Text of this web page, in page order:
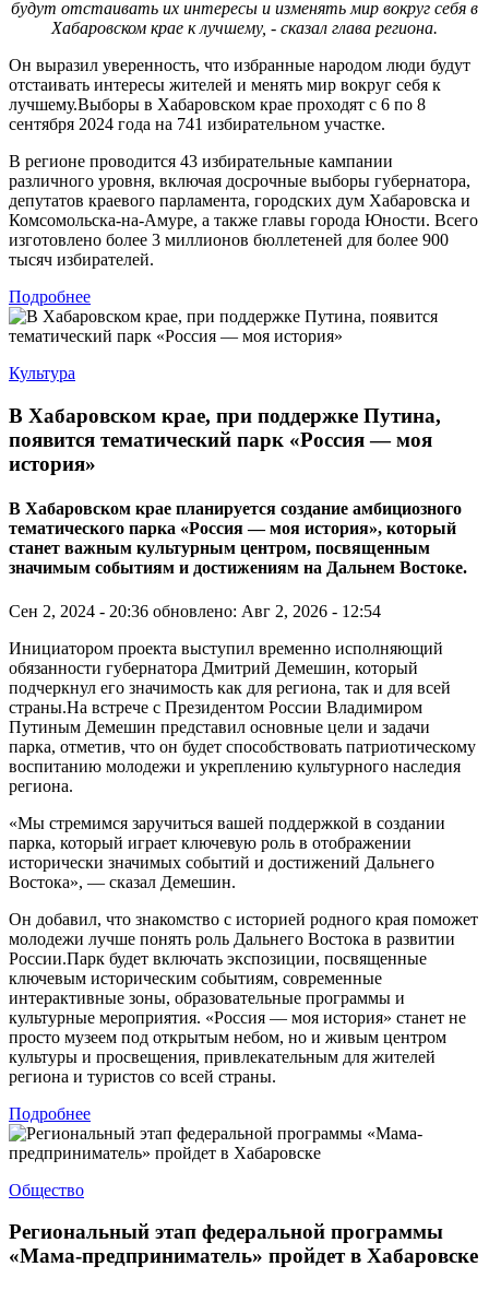
будут отстаивать их интересы и изменять мир вокруг себя в
Хабаровском крае к лучшему, - сказал глава региона.
Он выразил уверенность, что избранные народом люди будут
отстаивать интересы жителей и менять мир вокруг себя к
лучшему.Выборы в Хабаровском крае проходят с 6 по 8
сентября 2024 года на 741 избирательном участке.
В регионе проводится 43 избирательные кампании
различного уровня, включая досрочные выборы губернатора,
депутатов краевого парламента, городских дум Хабаровска и
Комсомольска-на-Амуре, а также главы города Юности. Всего
изготовлено более 3 миллионов бюллетеней для более 900
тысяч избирателей.
Подробнее
Культура
В Хабаровском крае, при поддержке Путина,
появится тематический парк «Россия — моя
история»
В Хабаровском крае планируется создание амбициозного
тематического парка «Россия — моя история», который
станет важным культурным центром, посвященным
значимым событиям и достижениям на Дальнем Востоке.
Сен 2, 2024 - 20:36 обновлено: Авг 2, 2026 - 12:54
Инициатором проекта выступил временно исполняющий
обязанности губернатора Дмитрий Демешин, который
подчеркнул его значимость как для региона, так и для всей
страны.На встрече с Президентом России Владимиром
Путиным Демешин представил основные цели и задачи
парка, отметив, что он будет способствовать патриотическому
воспитанию молодежи и укреплению культурного наследия
региона.
«Мы стремимся заручиться вашей поддержкой в создании
парка, который играет ключевую роль в отображении
исторически значимых событий и достижений Дальнего
Востока», — сказал Демешин.
Он добавил, что знакомство с историей родного края поможет
молодежи лучше понять роль Дальнего Востока в развитии
России.Парк будет включать экспозиции, посвященные
ключевым историческим событиям, современные
интерактивные зоны, образовательные программы и
культурные мероприятия. «Россия — моя история» станет не
просто музеем под открытым небом, но и живым центром
культуры и просвещения, привлекательным для жителей
региона и туристов со всей страны.
Подробнее
Общество
Региональный этап федеральной программы
«Мама-предприниматель» пройдет в Хабаровске